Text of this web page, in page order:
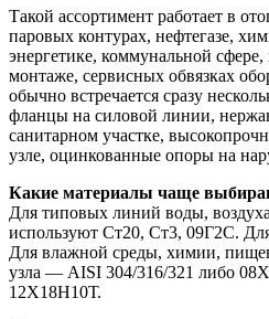
Такой ассортимент работает в
паровых контурах, нефтегазе,
энергетике, коммунальной
монтаже, сервисных обвязках
обычно встречается сразу
фланцы на силовой линии,
санитарном участке,
узле, оцинкованные опоры на
Какие материалы чаще
Для типовых линий воды,
используют Ст20, Ст3, 09Г2С.
Для влажной среды, химии,
узла — AISI 304/316/321 либо
12Х18Н10Т.